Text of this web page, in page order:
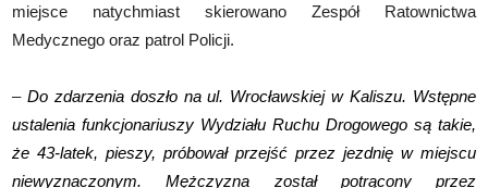
miejsce natychmiast skierowano Zespół Ratownictwa
Medycznego oraz patrol Policji.
–Do zdarzenia doszło na ul. Wrocławskiej w Kaliszu. Wstępne
ustalenia funkcjonariuszy Wydziału Ruchu Drogowego są takie,
że 43-latek, pieszy, próbował przejść przez jezdnię w miejscu
niewyznaczonym. Mężczyzna został potrącony przez